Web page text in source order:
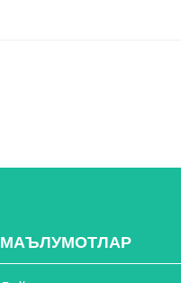
МАЪЛУМОТЛАР